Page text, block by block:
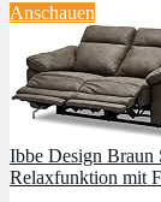
Anschauen
Ibbe Design Braun
Relaxfunktion mit